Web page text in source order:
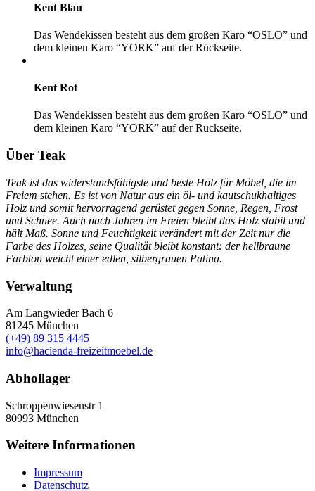
Kent Blau
Das Wendekissen besteht aus dem großen Karo “OSLO” und
dem kleinen Karo “YORK” auf der Rückseite.
Kent Rot
Das Wendekissen besteht aus dem großen Karo “OSLO” und
dem kleinen Karo “YORK” auf der Rückseite.
Über Teak
Teak ist das widerstandsfähigste und beste Holz für Möbel, die im
Freiem stehen. Es ist von Natur aus ein öl- und kautschukhaltiges
Holz und somit hervorragend gerüstet gegen Sonne, Regen, Frost
und Schnee. Auch nach Jahren im Freien bleibt das Holz stabil und
hält Maß. Sonne und Feuchtigkeit verändert mit der Zeit nur die
Farbe des Holzes, seine Qualität bleibt konstant: der hellbraune
Farbton weicht einer edlen, silbergrauen Patina.
Verwaltung
Am Langwieder Bach 6
81245 München
(+49) 89 315 4445
info@hacienda-freizeitmoebel.de
Abhollager
Schroppenwiesenstr 1
80993 München
Weitere Informationen
Impressum
Datenschutz